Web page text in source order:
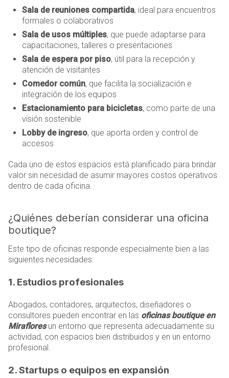
Sala de reuniones compartida, ideal para encuentros
formales o colaborativos
Sala de usos múltiples, que puede adaptarse para
capacitaciones, talleres o presentaciones
Sala de espera por piso, útil para la recepción y
atención de visitantes
Comedor común, que facilita la socialización e
integración de los equipos
Estacionamiento para bicicletas, como parte de una
visión sostenible
Lobby de ingreso, que aporta orden y control de
accesos
Cada uno de estos espacios está planificado para brindar
valor sin necesidad de asumir mayores costos operativos
dentro de cada oficina.
¿Quiénes deberían considerar una oficina
boutique?
Este tipo de oficinas responde especialmente bien a las
siguientes necesidades:
1. Estudios profesionales
Abogados, contadores, arquitectos, diseñadores o
consultores pueden encontrar en las oficinas boutique en
Mirafloresun entorno que representa adecuadamente su
actividad, con espacios bien distribuidos y en un entorno
profesional.
2. Startups o equipos en expansión